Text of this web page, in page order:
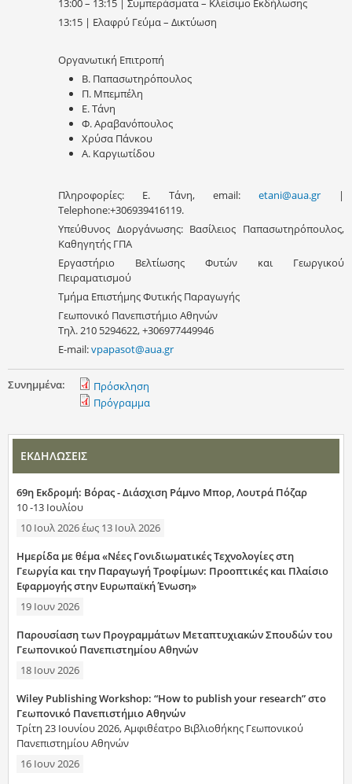
13:00 – 13:15 | Συμπεράσματα – Κλείσιμο Εκδήλωσης
13:15 | Ελαφρύ Γεύμα – Δικτύωση
Οργανωτική Επιτροπή
Β. Παπασωτηρόπουλος
Π. Μπεμπέλη
Ε. Τάνη
Φ. Αραβανόπουλος
Χρύσα Πάνκου
Α. Καργιωτίδου
Πληροφορίες: Ε. Τάνη, email: etani@aua.gr|
Telephone:+306939416119.
Υπεύθυνος Διοργάνωσης: Βασίλειος Παπασωτηρόπουλος,
Καθηγητής ΓΠΑ
Εργαστήριο Βελτίωσης Φυτών και Γεωργικού
Πειραματισμού
Τμήμα Επιστήμης Φυτικής Παραγωγής
Γεωπονικό Πανεπιστήμιο Αθηνών
Τηλ. 210 5294622, +306977449946
E-mail:vpapasot@aua.gr
Συνημμένα:
Πρόσκληση
Πρόγραμμα
ΕΚΔΗΛΩΣΕΙΣ
69η Εκδρομή: Βόρας - Διάσχιση Ράμνο Μπορ, Λουτρά Πόζαρ
10 -13 Ιουλίου
10 Ιουλ 2026έως 13 Ιουλ 2026
Ημερίδα με θέμα «Νέες Γονιδιωματικές Τεχνολογίες στη
Γεωργία και την Παραγωγή Τροφίμων: Προοπτικές και Πλαίσιο
Εφαρμογής στην Ευρωπαϊκή Ένωση»
19 Ιουν 2026
Παρουσίαση των Προγραμμάτων Μεταπτυχιακών Σπουδών του
Γεωπονικού Πανεπιστημίου Αθηνών
18 Ιουν 2026
Wiley Publishing Workshop: “How to publish your research” στο
Γεωπονικό Πανεπιστήμιο Αθηνών
Τρίτη 23 Ιουνίου 2026, Αμφιθέατρο Βιβλιοθήκης Γεωπονικού
Πανεπιστημίου Αθηνών
16 Ιουν 2026